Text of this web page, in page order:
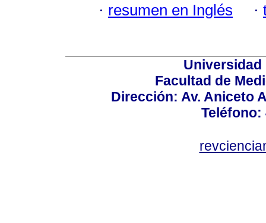
· resumen en Inglés ·
Universidad
Facultad de
Dirección: Av. Aniceto
Teléfono: